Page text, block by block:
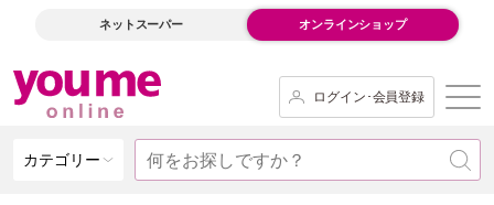
ネットスーパー オンラインショップ
ログイン･会員登録
カテゴリー